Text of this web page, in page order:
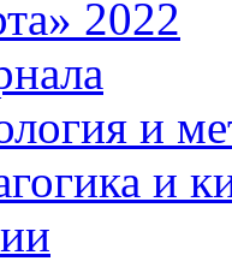
2022
и
и